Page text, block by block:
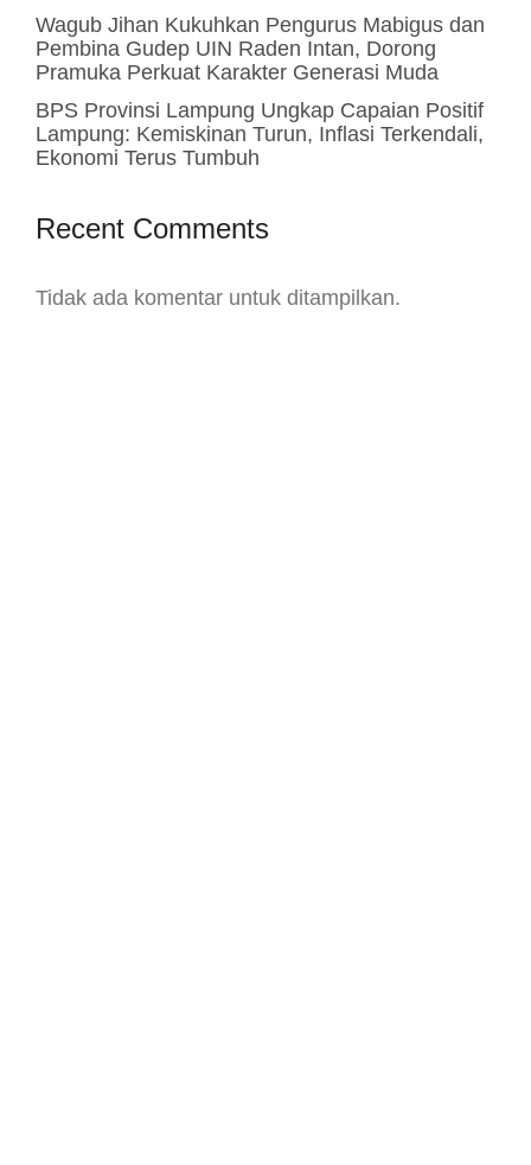
Wagub Jihan Kukuhkan Pengurus Mabigus dan
Pembina Gudep UIN Raden Intan, Dorong
Pramuka Perkuat Karakter Generasi Muda
BPS Provinsi Lampung Ungkap Capaian Positif
Lampung: Kemiskinan Turun, Inflasi Terkendali,
Ekonomi Terus Tumbuh
Recent Comments
Tidak ada komentar untuk ditampilkan.